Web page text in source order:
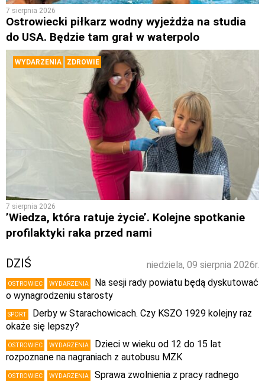
7 sierpnia 2026
Ostrowiecki piłkarz wodny wyjeżdża na studia
do USA. Będzie tam grał w waterpolo
WYDARZENIA ZDROWIE
7 sierpnia 2026
’Wiedza, która ratuje życie’. Kolejne spotkanie
profilaktyki raka przed nami
niedziela, 09 sierpnia 2026r.
DZIŚ
OSTROWIEC WYDARZENIA
Na sesji rady powiatu będą dyskutować
o wynagrodzeniu starosty
SPORT
Derby w Starachowicach. Czy KSZO 1929 kolejny raz
okaże się lepszy?
OSTROWIEC WYDARZENIA
Dzieci w wieku od 12 do 15 lat
rozpoznane na nagraniach z autobusu MZK
OSTROWIEC WYDARZENIA
Sprawa zwolnienia z pracy radnego